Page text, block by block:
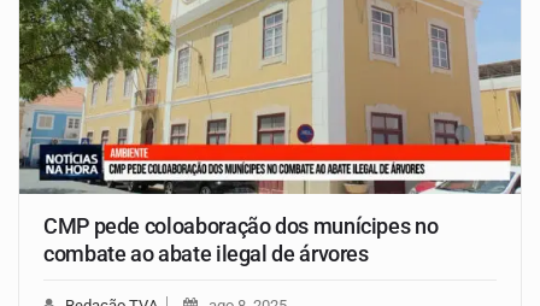
CMP pede coloaboração dos munícipes no
combate ao abate ilegal de árvores